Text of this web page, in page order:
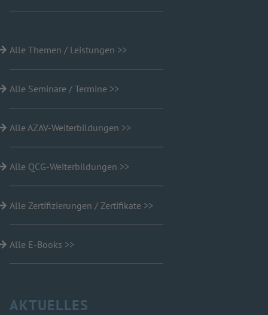
Alle Themen / Leistungen >>
Alle Seminare / Termine >>
Alle AZAV-Weiterbildungen >>
Alle QCG-Weiterbildungen >>
Alle Zertifizierungen / Zertifikate >>
Alle E-Books >>
AKTUELLES